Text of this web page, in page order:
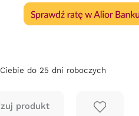
do 25 dni roboczych